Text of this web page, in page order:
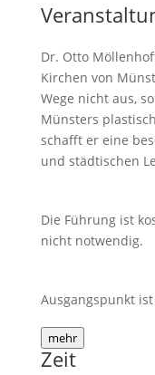
Dr. Otto
Kirchen von
Wege nicht aus,
Münsters
schafft er eine
und städtischen
Die Führung ist
nicht notwendig.
Ausgangspunkt
mehr
Zeit